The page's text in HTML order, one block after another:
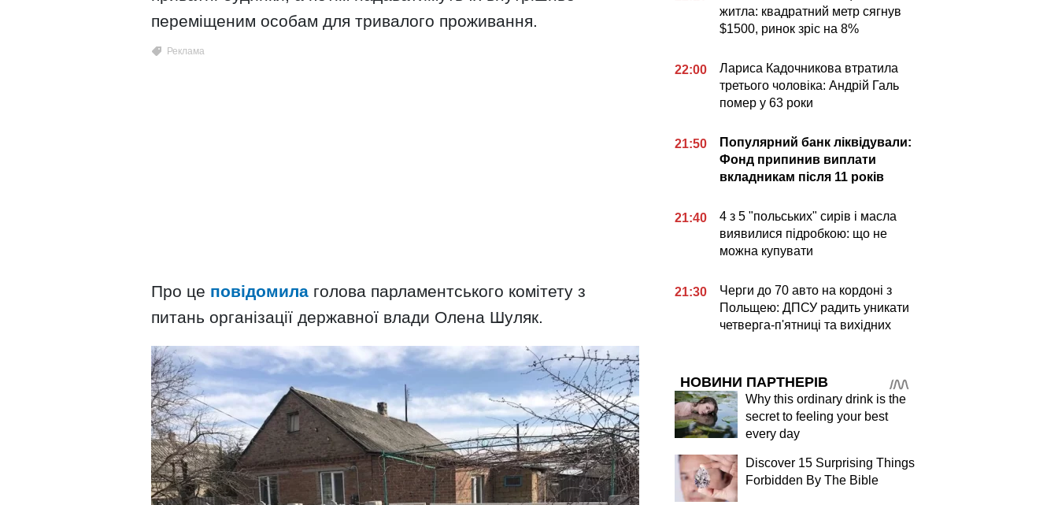
переміщеним особам для тривалого проживання.
Про це повідомила голова парламентського комітету з
питань організації державної влади Олена Шуляк.
житла: квадратний метр сягнув
$1500, ринок зріс на 8%
22:00
Лариса Кадочникова втратила
третього чоловіка: Андрій Галь
помер у 63 роки
21:50
Популярний банк ліквідували:
Фонд припинив виплати
вкладникам після 11 років
21:40
4 з 5 "польських" сирів і масла
виявилися підробкою: що не
можна купувати
21:30
Черги до 70 авто на кордоні з
Польщею: ДПСУ радить уникати
четверга-п'ятниці та вихідних
НОВИНИ ПАРТНЕРІВ
Why this ordinary drink is the
secret to feeling your best
every day
Discover 15 Surprising Things
Forbidden By The Bible